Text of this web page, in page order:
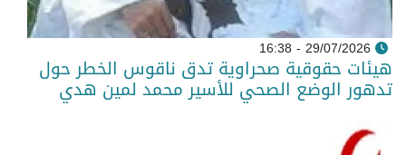
29/07/2026 - 16:38
هيئات حقوقية صحراوية تدق ناقوس الخطر حول
تدهور الوضع الصحي للأسير محمد لمين هدي